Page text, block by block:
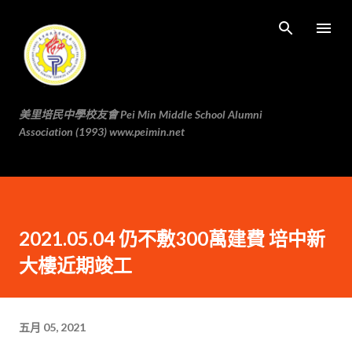
美里培民中學校友會 Pei Min Middle School Alumni
Association (1993) www.peimin.net
2021.05.04 仍不敷300萬建費 培中新
大樓近期竣工
五月 05, 2021